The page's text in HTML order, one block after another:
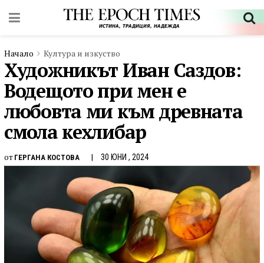
Начало Култура и изкуство
Художникът Иван Саздов:
Водещото при мен е
любовта ми към древната
смола кехлибар
от ГЕРГАНА КОСТОВА 30 ЮНИ , 2024